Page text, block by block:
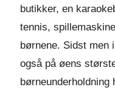
butikker, en
tennis,
børnene. Sidst men
også på øens
børneunderholdning